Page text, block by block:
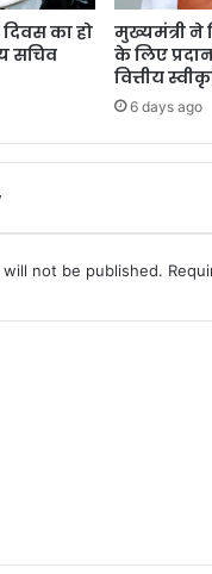
दिवस का हो
सचिव
मुख्यमंत्री
के लिए
वित्तीय
6 days ago
not be published.